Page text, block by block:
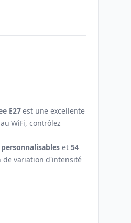
E27 est une excellente
WiFi, contrôlez
et 54
de variation d'intensité